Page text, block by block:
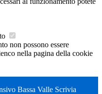
non possono essere
nella pagina della cookie
Bassa Valle Scrivia